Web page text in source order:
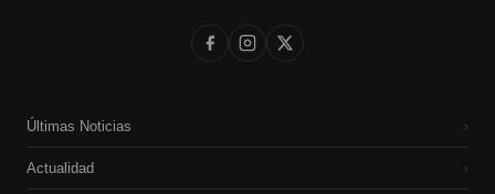
Últimas Noticias ›
Actualidad ›